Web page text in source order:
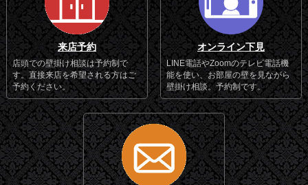
来店予約
店頭での壁掛け相談は予約制で
す。直接来店を希望される方はご
予約ください。
オンライン下見
LINE電話やZoomのテレビ電話機
能を使い、お部屋の壁を見ながら
壁掛け相談。予約制です。